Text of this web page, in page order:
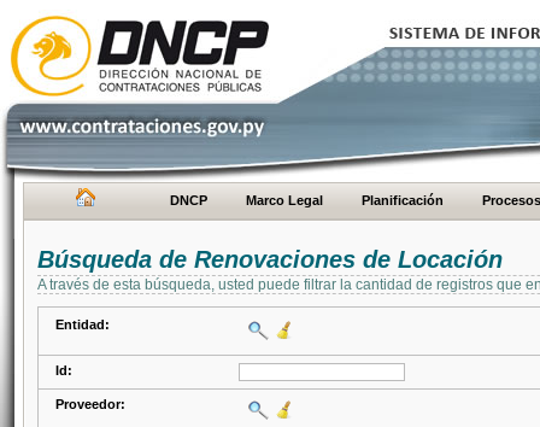
DNCP Marco Legal Planificación Procesos
Búsqueda de Renovaciones de Locación
A través de esta búsqueda, usted puede filtrar la cantidad de registros que
Entidad:
Id:
Proveedor: